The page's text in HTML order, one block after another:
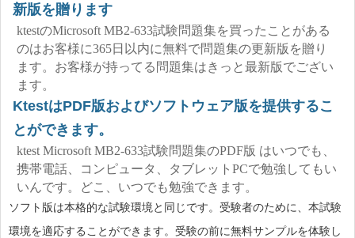
新版を贈ります
ktestのMicrosoft MB2-633試験問題集を買ったことがある
のはお客様に365日以内に無料で問題集の更新版を贈り
ます。お客様が持ってる問題集はきっと最新版でござい
ます。
KtestはPDF版およびソフトウェア版を提供するこ
とができます。
ktest Microsoft MB2-633試験問題集のPDF版 はいつでも、
携帯電話、コンピュータ、タブレットPCで勉強してもい
いんです。どこ、いつでも勉強できます。
ソフト版は本格的な試験環境と同じです。受験者のために、本試験
環境を適応することができます。受験の前に無料サンプルを体験し